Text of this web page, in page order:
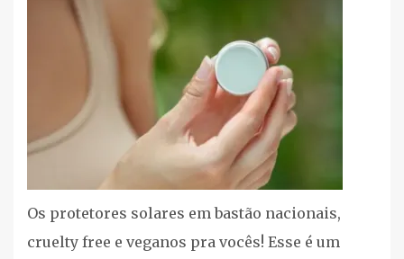
Banho,
Listas
cruelty
free/vegan,
Proteção
Solar
Os protetores solares em bastão nacionais,
cruelty free e veganos pra vocês! Esse é um